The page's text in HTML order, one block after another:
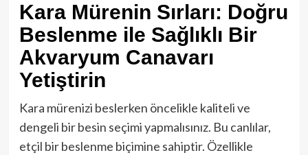
Kara Mürenin Sırları: Doğru
Beslenme ile Sağlıklı Bir
Akvaryum Canavarı
Yetiştirin
Kara mürenizi beslerken öncelikle kaliteli ve
dengeli bir besin seçimi yapmalısınız. Bu canlılar,
etçil bir beslenme biçimine sahiptir. Özellikle